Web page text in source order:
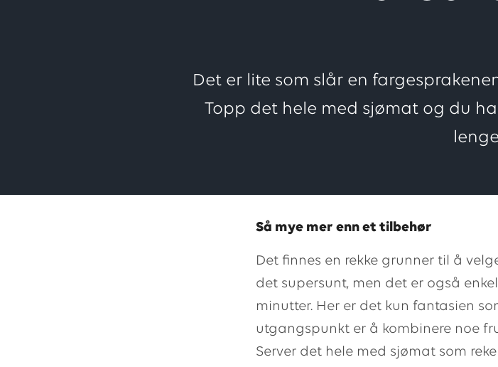
Det er lite som slår en
Topp det hele med sjømat og du
Så mye mer enn et tilbehør
Det finnes en rekke grunner til å
det supersunt, men det er også
minutter. Her er det kun fantasien
utgangspunkt er å kombinere noe
Server det hele med sjømat som